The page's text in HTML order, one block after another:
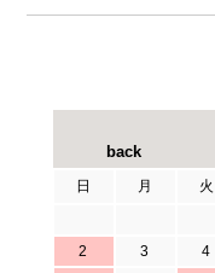
日 月 火
2
3 4